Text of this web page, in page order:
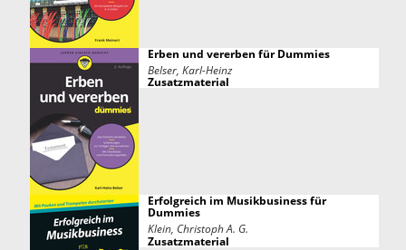
Erben und vererben für Dummies
Belser, Karl-Heinz
Zusatzmaterial
Erfolgreich im Musikbusiness für
Dummies
Klein, Christoph A. G.
Zusatzmaterial